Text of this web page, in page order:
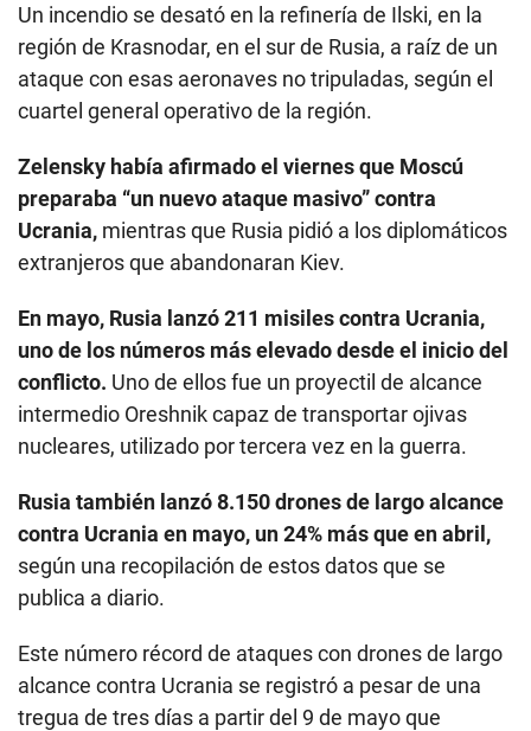
Un incendio se desató en la refinería de Ilski, en la
región de Krasnodar, en el sur de Rusia, a raíz de un
ataque con esas aeronaves no tripuladas, según el
cuartel general operativo de la región.
Zelensky había afirmado el viernes que Moscú
preparaba “un nuevo ataque masivo” contra
Ucrania, mientras que Rusia pidió a los diplomáticos
extranjeros que abandonaran Kiev.
En mayo, Rusia lanzó 211 misiles contra Ucrania,
uno de los números más elevado desde el inicio del
conflicto. Uno de ellos fue un proyectil de alcance
intermedio Oreshnik capaz de transportar ojivas
nucleares, utilizado por tercera vez en la guerra.
Rusia también lanzó 8.150 drones de largo alcance
contra Ucrania en mayo, un 24% más que en abril,
según una recopilación de estos datos que se
publica a diario.
Este número récord de ataques con drones de largo
alcance contra Ucrania se registró a pesar de una
tregua de tres días a partir del 9 de mayo que